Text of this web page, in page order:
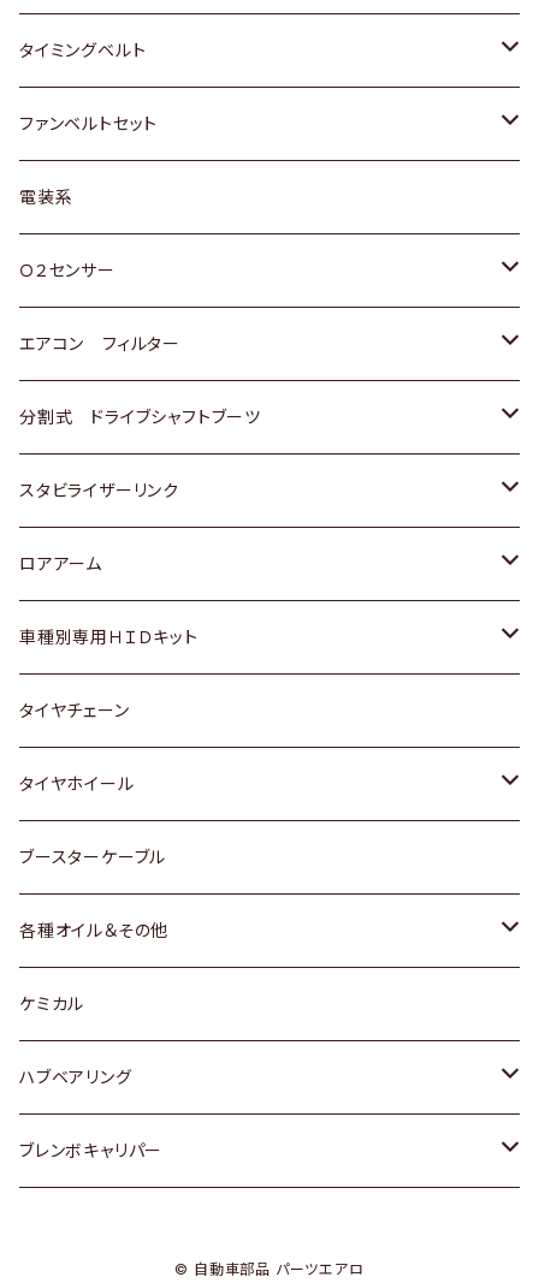
三菱
スバル
日野
クライスラー
ダイハツ
マツダ
三菱
スバル
ホンダ
マツダ
スズキ
ダイハツ
マツダ
三菱
スバル
ホンダ
スズキ
日産
ダイハツ
マツダ
三菱
スバル
タイミングベルト
トヨタ
スズキ
ダイハツ
三菱
スバル
ファンベルトセット
トヨタ
ホンダ
スズキ
日産
いすゞ
ダイハツ
マツダ
三菱
スバル
レクサス
電装系
Ｏ２センサー
トヨタ
ホンダ
スズキ
日産
ダイハツ
マツダ
三菱
スバル
エアコン フィルター
トヨタ
ホンダ
スズキ
日産
いすゞ
ダイハツ
マツダ
三菱
スバル
分割式 ドライブシャフトブーツ
トヨタ
ホンダ
スズキ
日産
ダイハツ
スバル
スタビライザーリンク
トヨタ
ホンダ
スズキ
日産
ダイハツ
マツダ
ロアアーム
ホンダ
スズキ
日産
ダイハツ
マツダ
スバル
車種別専用ＨＩＤキット
トヨタ
マツダ
タイヤチェーン
タイヤホイール
トヨタ
ホンダ
スズキ
日産
ダイハツ
ブースターケーブル
各種オイル＆その他
ディーデル洗浄添加剤
ケミカル
ハブベアリング
トヨタ
ブレンボキャリパー
© 自動車部品 パーツエアロ